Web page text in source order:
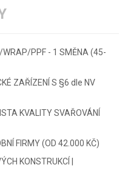
WRAP/PPF - 1 SMĚNA (45-
ZAŘÍZENÍ S §6 dle NV
KVALITY SVAŘOVÁNÍ
FIRMY (OD 42.000 KČ)
KONSTRUKCÍ |